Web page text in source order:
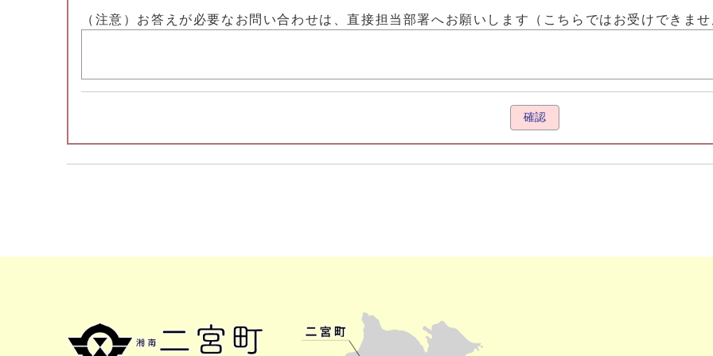
（注意）お答えが必要なお問い合わせは、直接担当部署へお願いします（こちらではお受けできま
確認